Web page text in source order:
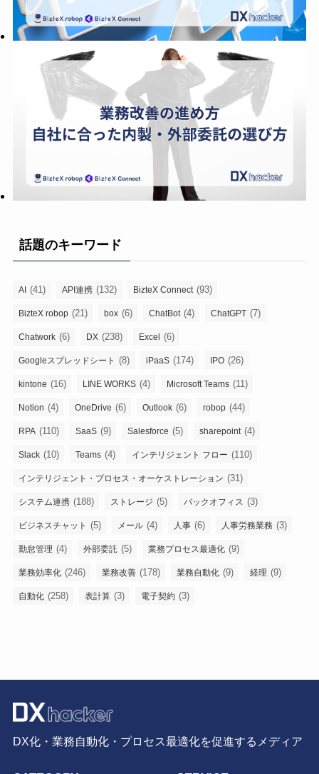
話題のキーワード
AI (41) API連携 (132) BizteX Connect (93)
BizteX robop (21) box (6) ChatBot (4) ChatGPT (7)
Chatwork (6) DX (238) Excel (6)
Googleスプレッドシート (8) iPaaS (174) IPO (26)
kintone (16) LINE WORKS (4) Microsoft Teams (11)
Notion (4) OneDrive (6) Outlook (6) robop (44)
RPA (110) SaaS (9) Salesforce (5) sharepoint (4)
Slack (10) Teams (4) インテリジェント フロー (110)
インテリジェント・プロセス・オーケストレーション (31)
システム連携 (188) ストレージ (5) バックオフィス (3)
ビジネスチャット (5) メール (4) 人事 (6) 人事労務業務 (3)
勤怠管理 (4) 外部委託 (5) 業務プロセス最適化 (9)
業務効率化 (246) 業務改善 (178) 業務自動化 (9) 経理 (9)
自動化 (258) 表計算 (3) 電子契約 (3)
DX化・業務自動化・プロセス最適化を促進するメディア